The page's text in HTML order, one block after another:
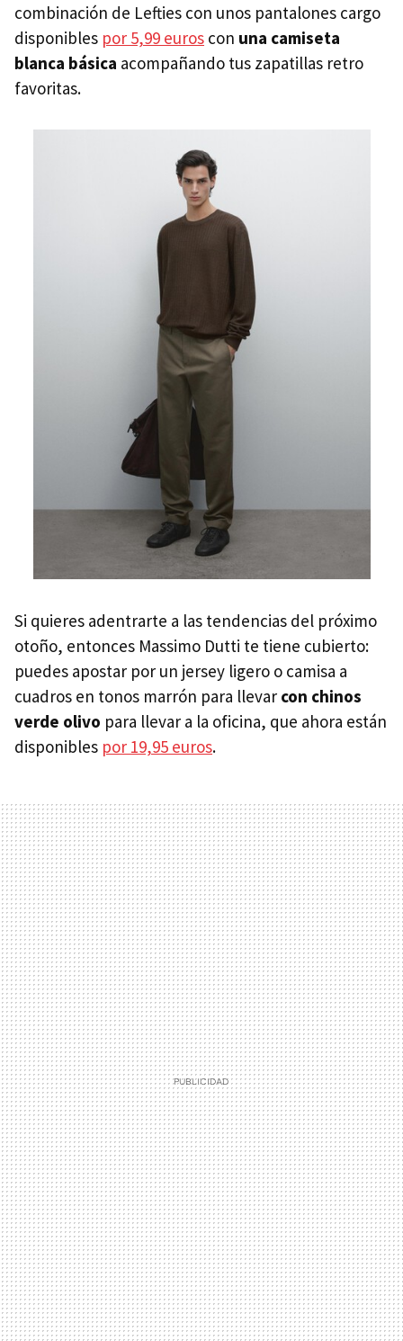
combinación de Lefties con unos pantalones cargo
disponibles por 5,99 euros con una camiseta
blanca básica acompañando tus zapatillas retro
favoritas.
Si quieres adentrarte a las tendencias del próximo
otoño, entonces Massimo Dutti te tiene cubierto:
puedes apostar por un jersey ligero o camisa a
cuadros en tonos marrón para llevar con chinos
verde olivo para llevar a la oficina, que ahora están
disponibles por 19,95 euros.